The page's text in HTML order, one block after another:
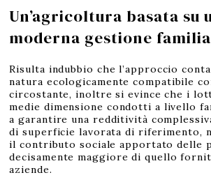
Un’agricoltura basata su
moderna gestione
Risulta indubbio che l’approccio
natura ecologicamente compatibile
circostante, inoltre si evince che i
medie dimensione condotti a livello
a garantire una redditività
di superficie lavorata di riferimento,
il contributo sociale apportato delle
decisamente maggiore di quello
aziende.